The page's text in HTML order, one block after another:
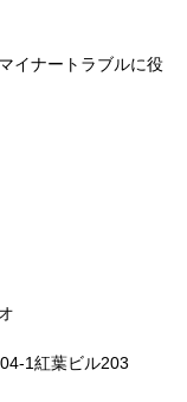
イナートラブルに役
1紅葉ビル203